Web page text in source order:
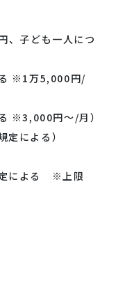
、子ども一人につ
※1万5,000円/
※3,000円～/月）
定による）
定による ※上限